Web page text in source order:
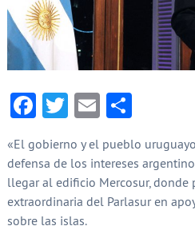
Facebook
Twitter
Email
«El gobierno y el pueblo
defensa de los intereses
llegar al edificio Mercosur, donde
extraordinaria del Parlasur en
sobre las islas.